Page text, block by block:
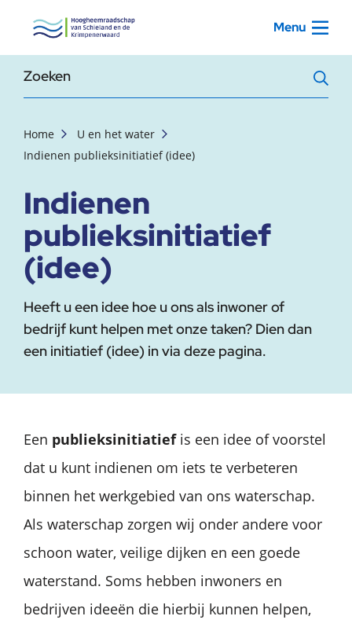
, startpagina Menu
Zoekterm
Home
U en het water
Indienen publieksinitiatief (idee)
Indienen
publieksinitiatief
(idee)
Heeft u een idee hoe u ons als inwoner of
bedrijf kunt helpen met onze taken? Dien dan
een initiatief (idee) in via deze pagina.
Een publieksinitiatiefis een idee of voorstel
dat u kunt indienen om iets te verbeteren
binnen het werkgebied van ons waterschap.
Als waterschap zorgen wij onder andere voor
schoon water, veilige dijken en een goede
waterstand. Soms hebben inwoners en
bedrijven ideeën die hierbij kunnen helpen,